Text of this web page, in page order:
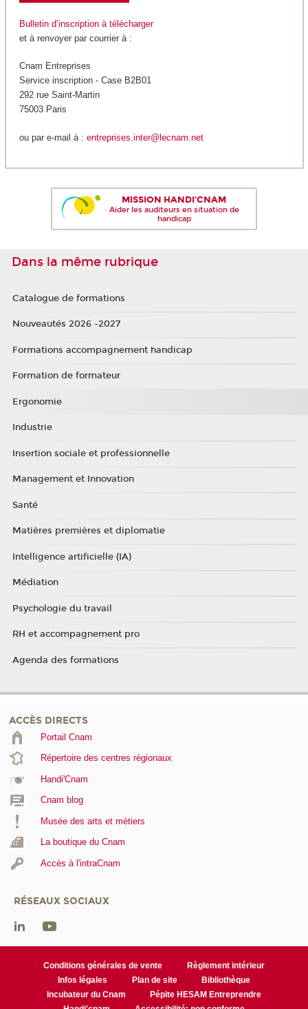
Bulletin d’inscription à télécharger
et à renvoyer par courrier à :
Cnam Entreprises
Service inscription - Case B2B01
292 rue Saint-Martin
75003 Paris
ou par e-mail à : entreprises.inter@lecnam.net
MISSION HANDI'CNAM
Aider les auditeurs en situation de
handicap
Dans la même rubrique
Catalogue de formations
Nouveautés 2026 -2027
Formations accompagnement handicap
Formation de formateur
Ergonomie
Industrie
Insertion sociale et professionnelle
Management et Innovation
Santé
Matières premières et diplomatie
Intelligence artificielle (IA)
Médiation
Psychologie du travail
RH et accompagnement pro
Agenda des formations
ACCÈS DIRECTS
Portail Cnam
Répertoire des centres régionaux
Handi'Cnam
Cnam blog
Musée des arts et métiers
La boutique du Cnam
Accès à l'intraCnam
RÉSEAUX SOCIAUX
Conditions générales de vente
Règlement intérieur
Infos légales
Plan de site
Bibliothèque
Incubateur du Cnam
Pépite HESAM Entreprendre